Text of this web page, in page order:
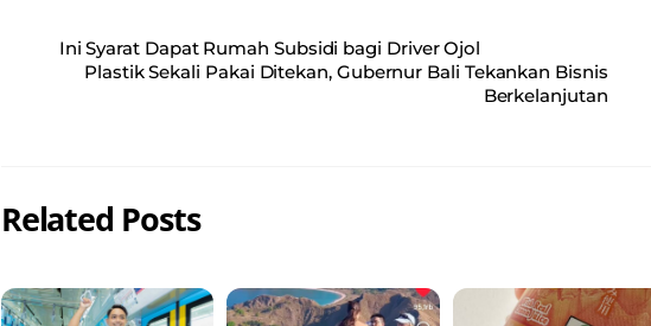
Ini Syarat Dapat Rumah Subsidi bagi Driver Ojol
Plastik Sekali Pakai Ditekan, Gubernur Bali Tekankan Bisnis
Berkelanjutan
Related Posts